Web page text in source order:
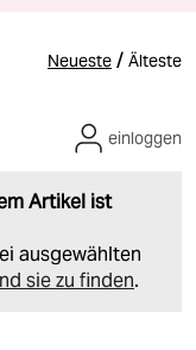
Neueste / Älteste
Artikel ist
ausgewählten
sie zu finden.
einloggen